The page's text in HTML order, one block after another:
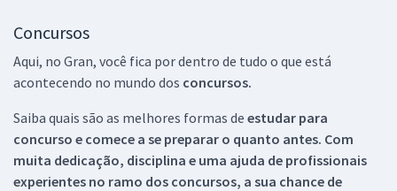
Concursos
Aqui, no Gran, você fica por dentro de tudo o que está
acontecendo no mundo dos concursos.
Saiba quais são as melhores formas de estudar para
concurso e comece a se preparar o quanto antes. Com
muita dedicação, disciplina e uma ajuda de profissionais
experientes no ramo dos concursos, a sua chance de